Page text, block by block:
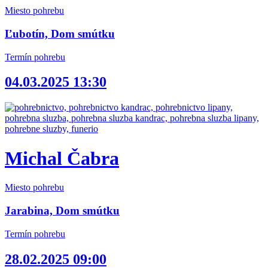
Miesto pohrebu
Ľubotín, Dom smútku
Termín pohrebu
04.03.2025 13:30
Michal Čabra
Miesto pohrebu
Jarabina, Dom smútku
Termín pohrebu
28.02.2025 09:00